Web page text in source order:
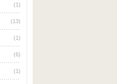
(1)
(13)
(1)
(6)
(1)